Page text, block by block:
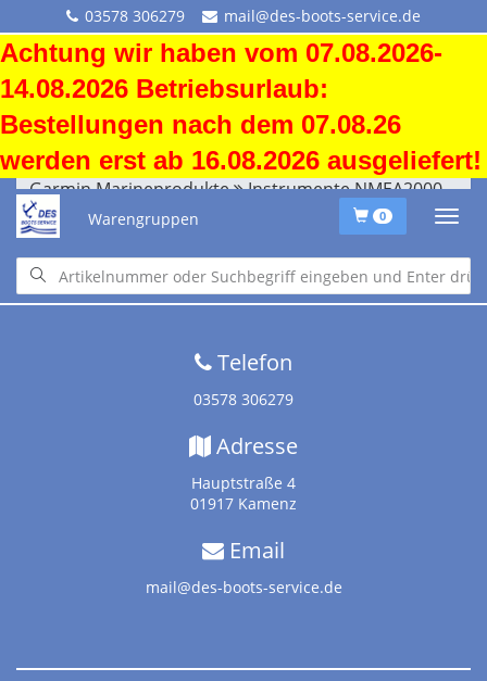
03578 306279 mail@des-boots-service.de
Achtung wir haben vom 07.08.2026-
14.08.2026 Betriebsurlaub:
Bestellungen nach dem 07.08.26
werden erst ab 16.08.2026 ausgeliefert!
Warengruppen 0
Garmin Marineprodukte Instrumente NMEA2000
Startseite•Downloads•Versandkosten•
Impressum•Altölentsorgung
Telefon
03578 306279
Adresse
Hauptstraße 4
01917 Kamenz
Email
mail@des-boots-service.de